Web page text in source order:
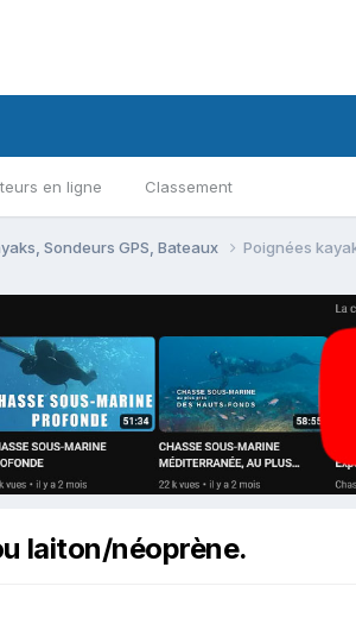
en ligne Classement
Sondeurs GPS, Bateaux Poignées
laiton/néoprène.